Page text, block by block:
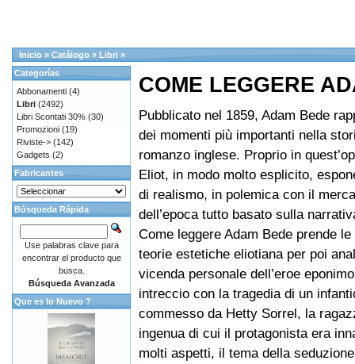
Inicio » Catálogo » Libri »
COME LEGGERE
Pubblicato nel 1859, Adam Bede
dei momenti più importanti nella
romanzo inglese. Proprio in
Eliot, in modo molto esplicito,
di realismo, in polemica con il
dell’epoca tutto basato sulla
Come leggere Adam Bede prende
teorie estetiche eliotiana per poi
vicenda personale dell’eroe
intreccio con la tragedia di un
commesso da Hetty Sorrel, la
ingenua di cui il protagonista era
molti aspetti, il tema della
Categorías
Abbonamenti (4)
Libri (2492)
Libri Scontati 30% (30)
Promozioni (19)
Riviste-> (142)
Gadgets (2)
Fabricantes
Búsqueda Rápida
Use palabras clave para
encontrar el producto que
busca.
Búsqueda Avanzada
Que es lo Nuevo ?